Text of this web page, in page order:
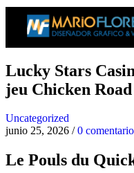
Lucky Stars
jeu Chicken
Uncategorized
junio 25, 2026 / 0
Le Pouls du